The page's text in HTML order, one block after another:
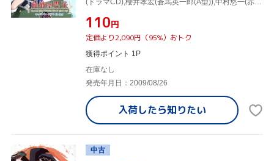
(ドラマCD),櫻井孝宏(蒼馬英一郎(A型)),中村悠一(赤羽響生(B型)),鈴木達央(白河里央(O型)),柿原徹也(黒崎雅(AB型)),遊佐浩二(玲音・ラントシュタイナー(理事長))
¥110円
定価より2,090円（95%）おトク
獲得ポイント 1P
在庫なし
発売年月日：2009/08/26
入荷したら知りたい
中古